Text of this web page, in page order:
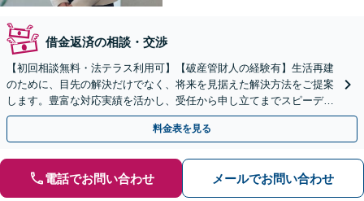
借金返済の相談・交渉
【初回相談無料・法テラス利用可】【破産管財人の経験有】生活再建
のために、目先の解決だけでなく、将来を見据えた解決方法をご提案
します。豊富な対応実績を活かし、受任から申し立てまでスピーディ
ーに対応【明石駅7分】【休日・夜間相談対応(要相談)】
料金表を見る
電話でお問い合わせ メールでお問い合わせ